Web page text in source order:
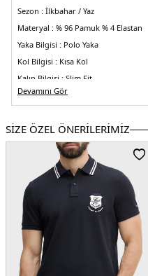
Sezon : İlkbahar / Yaz
Materyal : % 96 Pamuk % 4 Elastan
Yaka Bilgisi : Polo Yaka
Kol Bilgisi : Kısa Kol
Kalıp Bilgisi : Slim Fit
Üretim Yeri :Mısır
3DE1MW0MW17770D03.112
Devamını Gör
SİZE ÖZEL ÖNERİLERİMİZ